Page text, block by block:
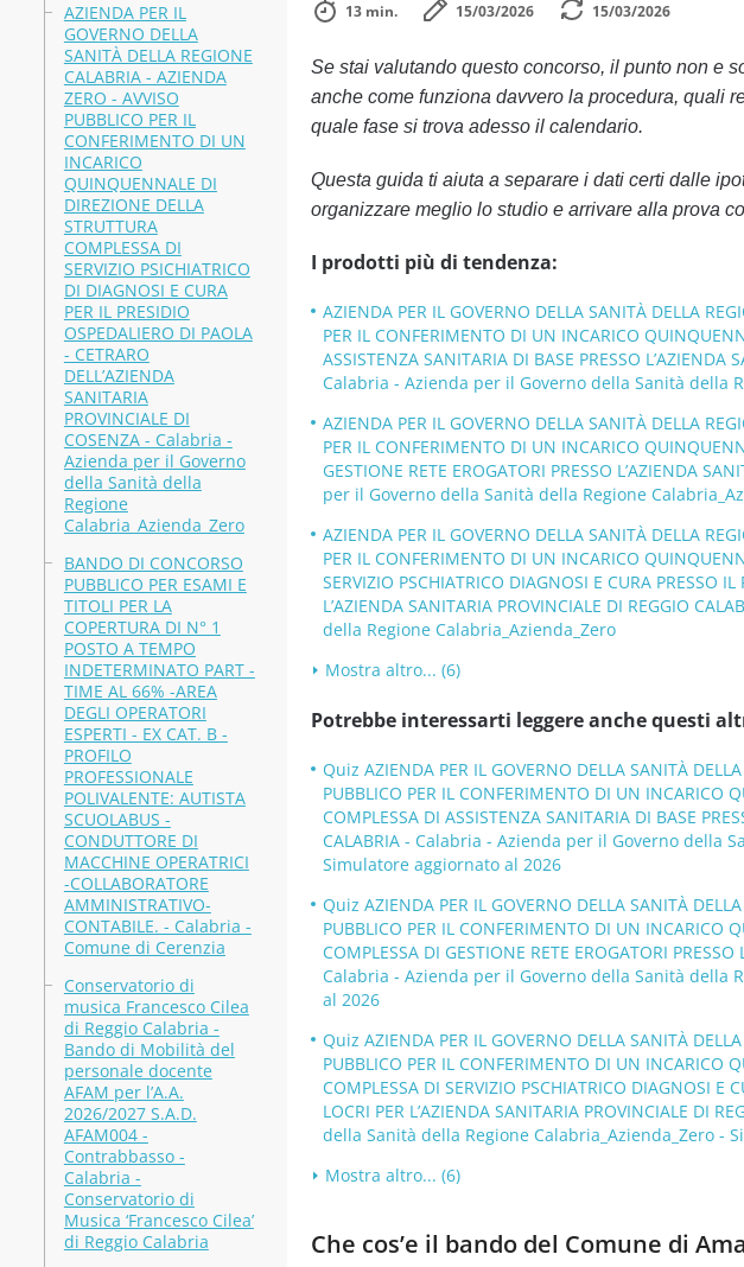
AZIENDA PER IL
GOVERNO DELLA
SANITÀ DELLA REGIONE
CALABRIA - AZIENDA
ZERO - AVVISO
PUBBLICO PER IL
CONFERIMENTO DI UN
INCARICO
QUINQUENNALE DI
DIREZIONE DELLA
STRUTTURA
COMPLESSA DI
SERVIZIO PSICHIATRICO
DI DIAGNOSI E CURA
PER IL PRESIDIO
OSPEDALIERO DI PAOLA
- CETRARO
DELL’AZIENDA
SANITARIA
PROVINCIALE DI
COSENZA - Calabria -
Azienda per il Governo
della Sanità della
Regione
Calabria_Azienda_Zero
BANDO DI CONCORSO
PUBBLICO PER ESAMI E
TITOLI PER LA
COPERTURA DI N° 1
POSTO A TEMPO
INDETERMINATO PART -
TIME AL 66% -AREA
DEGLI OPERATORI
ESPERTI - EX CAT. B -
PROFILO
PROFESSIONALE
POLIVALENTE: AUTISTA
SCUOLABUS -
CONDUTTORE DI
MACCHINE OPERATRICI
-COLLABORATORE
AMMINISTRATIVO-
CONTABILE. - Calabria -
Comune di Cerenzia
Conservatorio di
musica Francesco Cilea
di Reggio Calabria -
Bando di Mobilità del
personale docente
AFAM per l’A.A.
2026/2027 S.A.D.
AFAM004 -
Contrabbasso -
Calabria -
Conservatorio di
Musica ‘Francesco Cilea’
di Reggio Calabria
13 min. 15/03/2026 15/03/2026
Se stai valutando questo concorso, il punto non e
anche come funziona davvero la procedura, quali
quale fase si trova adesso il calendario.
Questa guida ti aiuta a separare i dati certi dalle
organizzare meglio lo studio e arrivare alla prova
I prodotti più di tendenza:
AZIENDA PER IL GOVERNO DELLA SANITÀ DELLA
PER IL CONFERIMENTO DI UN INCARICO
ASSISTENZA SANITARIA DI BASE PRESSO L’AZIENDA
Calabria - Azienda per il Governo della Sanità della
AZIENDA PER IL GOVERNO DELLA SANITÀ DELLA
PER IL CONFERIMENTO DI UN INCARICO
GESTIONE RETE EROGATORI PRESSO L’AZIENDA
per il Governo della Sanità della Regione
AZIENDA PER IL GOVERNO DELLA SANITÀ DELLA
PER IL CONFERIMENTO DI UN INCARICO
SERVIZIO PSCHIATRICO DIAGNOSI E CURA PRESSO
L’AZIENDA SANITARIA PROVINCIALE DI REGGIO
della Regione Calabria_Azienda_Zero
Mostra altro... (6)
Potrebbe interessarti leggere anche questi
Quiz AZIENDA PER IL GOVERNO DELLA SANITÀ
PUBBLICO PER IL CONFERIMENTO DI UN INCARICO
COMPLESSA DI ASSISTENZA SANITARIA DI BASE
CALABRIA - Calabria - Azienda per il Governo della
Simulatore aggiornato al 2026
Quiz AZIENDA PER IL GOVERNO DELLA SANITÀ
PUBBLICO PER IL CONFERIMENTO DI UN INCARICO
COMPLESSA DI GESTIONE RETE EROGATORI
Calabria - Azienda per il Governo della Sanità della
al 2026
Quiz AZIENDA PER IL GOVERNO DELLA SANITÀ
PUBBLICO PER IL CONFERIMENTO DI UN INCARICO
COMPLESSA DI SERVIZIO PSCHIATRICO DIAGNOSI E
LOCRI PER L’AZIENDA SANITARIA PROVINCIALE DI
della Sanità della Regione Calabria_Azienda_Zero -
Mostra altro... (6)
Che cos’e il bando del Comune di